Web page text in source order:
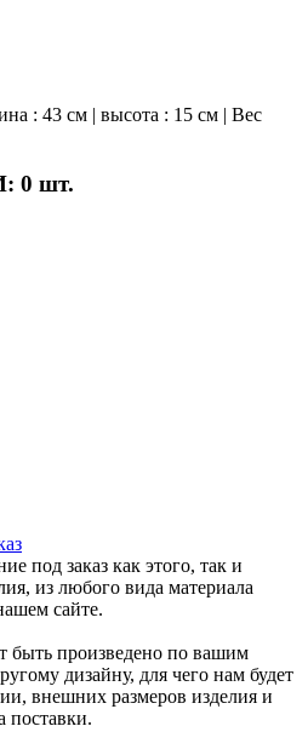
: 43 см | высота : 15 см | Вес
0 шт.
под заказ как этого, так и
из любого вида материала
сайте.
быть произведено по вашим
дизайну, для чего нам будет
внешних размеров изделия и
поставки.